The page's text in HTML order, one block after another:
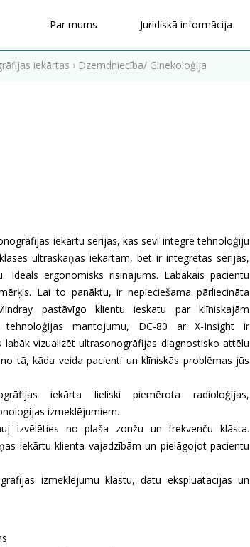
Par mums Juridiskā informācija
iekārtas › Dzemdniecība/ Ginekoloģija
iekārtu sērijas, kas sevī integrē tehnoloģiju
ultraskaņas iekārtām, bet ir integrētas sērijās,
Ideāls ergonomisks risinājums. Labākais pacientu
Lai to panāktu, ir nepieciešama pārliecināta
pastāvīgo klientu ieskatu par klīniskajām
tehnoloģijas mantojumu, DC-80 ar X-Insight ir
vizualizēt ultrasonogrāfijas diagnostisko attēlu
tā, kāda veida pacienti un klīniskās problēmas jūs
iekārta lieliski piemērota radioloģijas,
izmeklējumiem.
izvēlēties no plaša zonžu un frekvenču klāsta.
iekārtu klienta vajadzībām un pielāgojot pacientu
izmeklējumu klāstu, datu ekspluatācijas un